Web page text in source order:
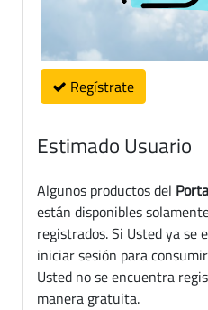
Regístrate
Estimado Usuario
Algunos productos del
están disponibles
registrados. Si Usted ya se
iniciar sesión para
Usted no se encuentra
manera gratuita.